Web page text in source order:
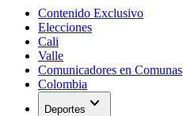
Contenido Exclusivo
Elecciones
Cali
Valle
Comunicadores en Comunas
Colombia
Deportes expand_more